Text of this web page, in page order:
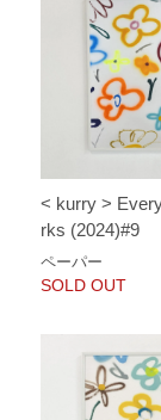
< kurry >
rks (2024)#9
ペーパー
SOLD OUT